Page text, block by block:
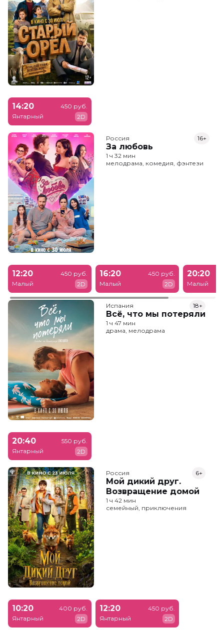
14:20
Янтарный
450 руб.
2D
Россия
За любовь
16+
1 ч 32 мин
мелодрама, комедия, фэнтези
12:20
Малый
450 руб.
2D
16:20
Малый
450 руб.
2D
20:20
Малый
Испания
Всё, что мы потеряли
18+
1 ч 47 мин
драма, мелодрама
20:40
Янтарный
550 руб.
2D
Россия
Мой дикий друг.
Возвращение домой
6+
1 ч 42 мин
семейный, приключения
10:20
Янтарный
400 руб.
2D
12:20
Янтарный
450 руб.
2D